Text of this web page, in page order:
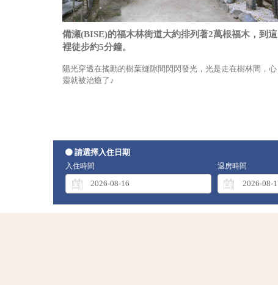
備瀬(BISE)的福木林街道大約排列著2萬根福木，到這
裡徒步約5分鐘。
陽光穿透在搖動的樹葉縫隙間閃閃發光，光是走在樹林間，心
靈就被治癒了♪
請選擇入住日期
入住時間 退房時間